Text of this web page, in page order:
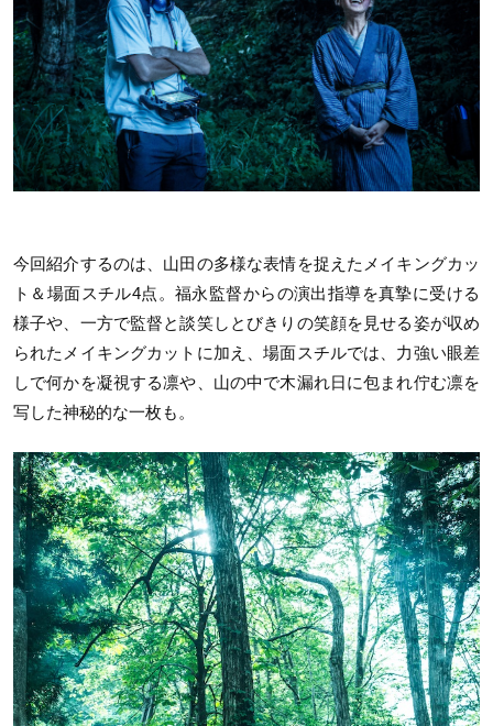
今回紹介するのは、山田の多様な表情を捉えたメイキングカッ
ト＆場面スチル4点。福永監督からの演出指導を真摯に受ける
様子や、一方で監督と談笑しとびきりの笑顔を見せる姿が収め
られたメイキングカットに加え、場面スチルでは、力強い眼差
しで何かを凝視する凛や、山の中で木漏れ日に包まれ佇む凛を
写した神秘的な一枚も。